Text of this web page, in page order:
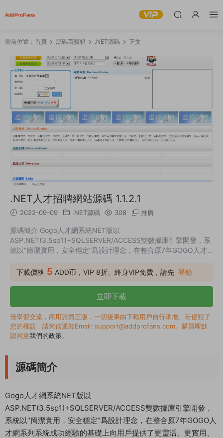
當前位置： 首頁 源碼百寶箱 .NET源碼 正文
.NET人才招聘網站源碼 1.1.2.1
2022-09-09 .NET源碼 308 推廣
源碼簡介 Gogo人才網系統NET版以
ASP.NET(3.5sp1)+SQLSERVER/ACCESS雙數據庫引擎開發，系
統以“簡潔實用，安全穩定”爲設計理念，在整合原7年GOGO人才
全的功能，成爲行業性與區域性人才網系統的最佳建站方案。
等字段進行動态定義，可滿足任何行業性和任何區域性人才招聘網
的建站需求。 二、兼容的數據引擎。系統兼容并提供SQLSERVER
與ACCESS兩種數...
下載價格 5 ADD币，VIP 8折、終身VIP免費，請先 登錄
立即下載
僅學習交流，商用請買正版，一切後果由下載用戶自行承擔。若侵犯了
您的權益，請來信通知Email: support@addprofans.com。購買即默
認同意我們的政策。
源碼簡介
Gogo人才網系統NET版以
ASP.NET(3.5sp1)+SQLSERVER/ACCESS雙數據庫引擎開發，
系統以“簡潔實用，安全穩定”爲設計理念，在整合原7年GOGO人
才網系列系統成功經驗的基礎上向用戶提供了更靈活、更實用、